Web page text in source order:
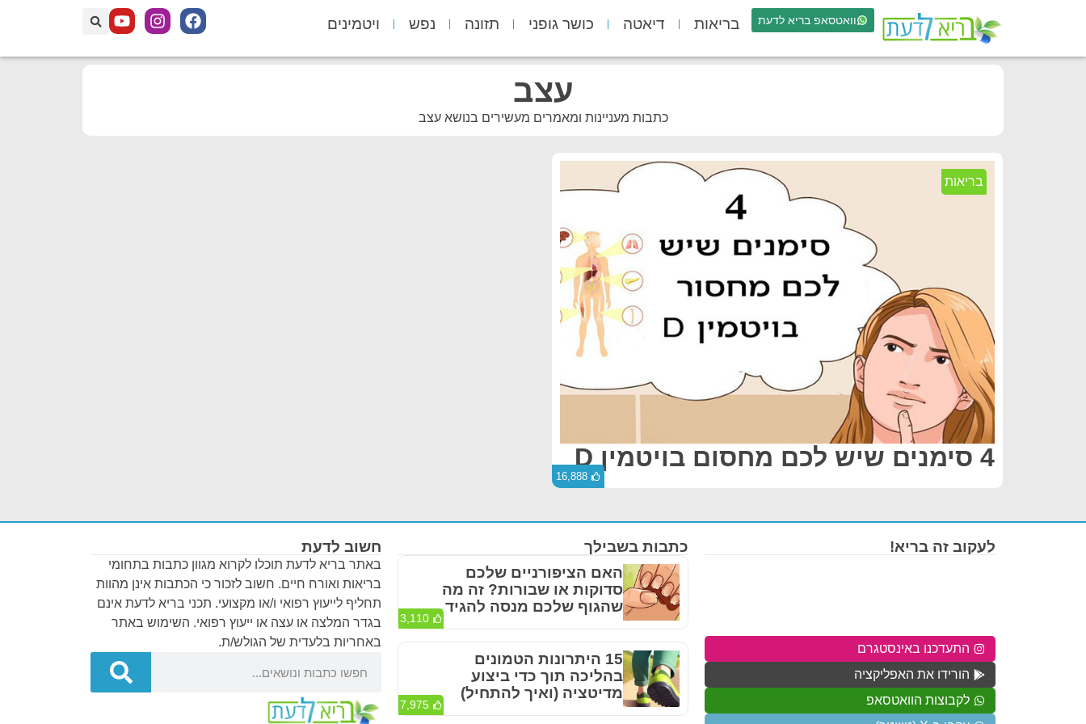
וואטסאפ בריא לדעת בריאות דיאטה כושר גופני תזונה נפש ויטמינים
עצב
כתבות מעניינות ומאמרים מעשירים בנושא עצב
בריאות
4 סימנים שיש לכם מחסום בויטמין D
16,888
חשוב לדעת
באתר בריא לדעת תוכלו לקרוא מגוון כתבות בתחומי
בריאות ואורח חיים. חשוב לזכור כי הכתבות אינן מהוות
תחליף לייעוץ רפואי ו/או מקצועי. תכני בריא לדעת אינם
בגדר המלצה או עצה או ייעוץ רפואי. השימוש באתר
באחריות בלעדית של הגולש/ת.
כתבות בשבילך
האם הציפורניים שלכם
סדוקות או שבורות? זה מה
שהגוף שלכם מנסה להגיד
3,110
15 היתרונות הטמונים
בהליכה תוך כדי ביצוע
מדיטציה (ואיך להתחיל)
7,975
לעקוב זה בריא!
התעדכנו באינסטגרם
הורידו את האפליקציה
לקבוצות הוואטסאפ